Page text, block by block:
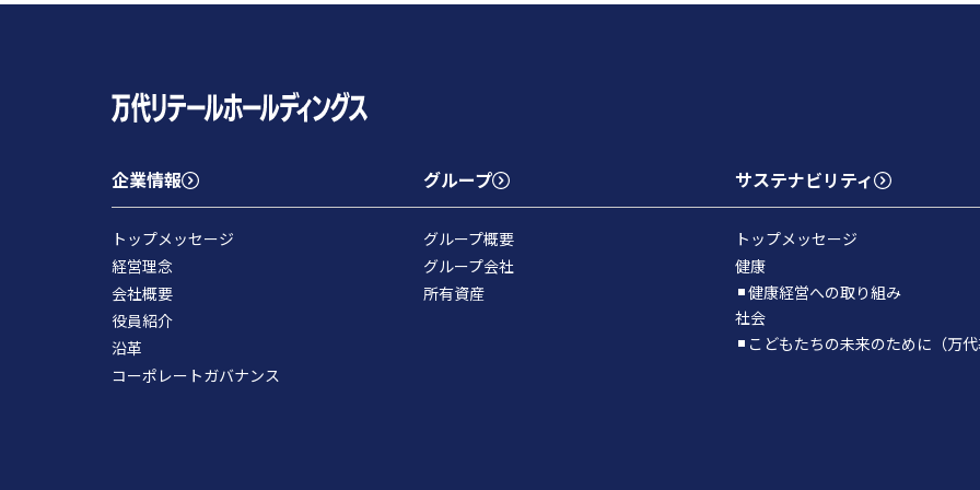
企業情報
トップメッセージ
経営理念
会社概要
役員紹介
沿革
コーポレートガバナンス
グループ
グループ概要
グループ会社
所有資産
サステナビリティ
トップメッセージ
健康
健康経営への取り組み
社会
こどもたちの未来のために（万代